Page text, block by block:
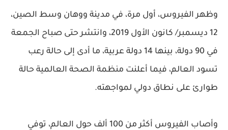
وظهر الفيروس، أول مرة، في مدينة ووهان وسط الصين،
12 ديسمبر/ كانون الأول 2019، وانتشر حتى صباح الجمعة
في 90 دولة، بينها 14 دولة عربية، ما أدى إلى حالة رعب
تسود العالم، فيما أعلنت منظمة الصحة العالمية حالة
طوارئ على نطاق دولي لمواجهته.
وأصاب الفيروس أكثر من 100 ألف حول العالم، توفي